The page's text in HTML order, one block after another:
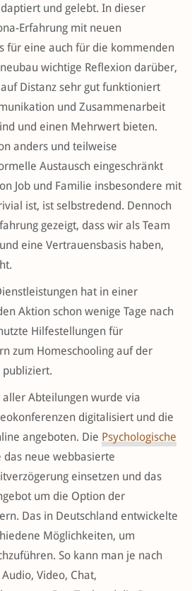
und gelebt. In dieser
Erfahrung mit neuen
für eine auch für die kommenden
wichtige Reflexion darüber,
Distanz sehr gut funktioniert
und Zusammenarbeit
und einen Mehrwert bieten.
anders und teilweise
Austausch eingeschränkt
Job und Familie insbesondere mit
ist, ist selbstredend. Dennoch
gezeigt, dass wir als Team
eine Vertrauensbasis haben,
hat in einer
Aktion schon wenige Tage nach
Hilfestellungen für
zum Homeschooling auf der
publiziert.
aller Abteilungen wurde via
digitalisiert und die
angeboten. Die Psychologische
das neue webbasierte
einsetzen und das
um die Option der
Das in Deutschland entwickelte
Möglichkeiten, um
So kann man je nach
Video, Chat,